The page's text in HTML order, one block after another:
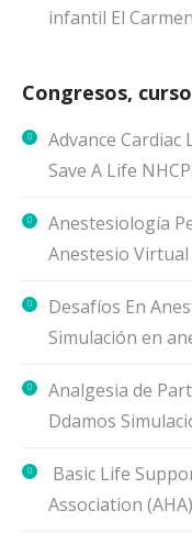
infantil El
Congresos,
Advance Cardiac
Save A Life
Anestesiología
Anestesio Virtual
Desafíos En
Simulación en
Analgesia de
Ddamos
Basic Life
Association